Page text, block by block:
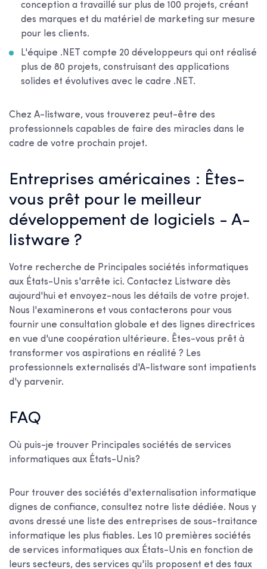
conception a travaillé sur plus de 100 projets, créant
des marques et du matériel de marketing sur mesure
pour les clients.
L'équipe .NET compte 20 développeurs qui ont réalisé
plus de 80 projets, construisant des applications
solides et évolutives avec le cadre .NET.
Chez A-listware, vous trouverez peut-être des
professionnels capables de faire des miracles dans le
cadre de votre prochain projet.
Entreprises américaines : Êtes-
vous prêt pour le meilleur
développement de logiciels - A-
listware ?
Votre recherche de Principales sociétés informatiques
aux États-Unis s'arrête ici. Contactez Listware dès
aujourd'hui et envoyez-nous les détails de votre projet.
Nous l'examinerons et vous contacterons pour vous
fournir une consultation globale et des lignes directrices
en vue d'une coopération ultérieure. Êtes-vous prêt à
transformer vos aspirations en réalité ? Les
professionnels externalisés d'A-listware sont impatients
d'y parvenir.
FAQ
Où puis-je trouver Principales sociétés de services
informatiques aux États-Unis?
Pour trouver des sociétés d'externalisation informatique
dignes de confiance, consultez notre liste dédiée. Nous y
avons dressé une liste des entreprises de sous-traitance
informatique les plus fiables. Les 10 premières sociétés
de services informatiques aux États-Unis en fonction de
leurs secteurs, des services qu'ils proposent et des taux